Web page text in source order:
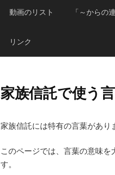
動画のリスト 「～からの
リンク
家族信託で使う
家族信託には特有の言葉があり
このページでは、言葉の意味を
す。